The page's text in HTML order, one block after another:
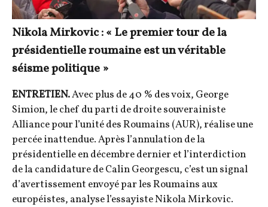
Nikola Mirkovic : « Le premier tour de la
présidentielle roumaine est un véritable
séisme politique »
ENTRETIEN.Avec plus de 40 % des voix, George
Simion, le chef du parti de droite souverainiste
Alliance pour l’unité des Roumains (AUR), réalise une
percée inattendue. Après l’annulation de la
présidentielle en décembre dernier et l’interdiction
de la candidature de Calin Georgescu, c’est un signal
d’avertissement envoyé par les Roumains aux
européistes, analyse l’essayiste Nikola Mirkovic.